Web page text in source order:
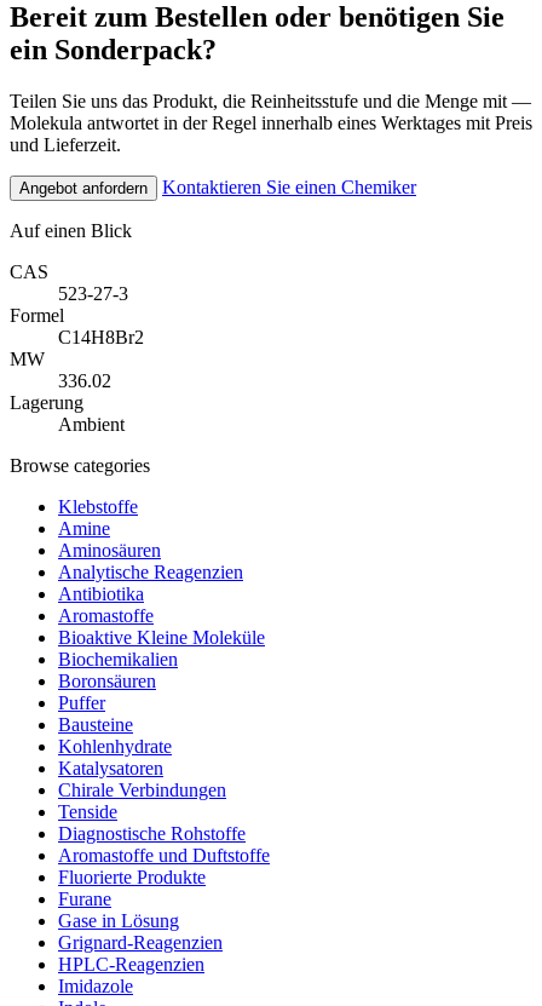
Bereit zum Bestellen oder benötigen Sie
ein Sonderpack?
Teilen Sie uns das Produkt, die Reinheitsstufe und die Menge mit —
Molekula antwortet in der Regel innerhalb eines Werktages mit Preis
und Lieferzeit.
Angebot anfordern Kontaktieren Sie einen Chemiker
Auf einen Blick
CAS
523-27-3
Formel
C14H8Br2
MW
336.02
Lagerung
Ambient
Browse categories
Klebstoffe
Amine
Aminosäuren
Analytische Reagenzien
Antibiotika
Aromastoffe
Bioaktive Kleine Moleküle
Biochemikalien
Boronsäuren
Puffer
Bausteine
Kohlenhydrate
Katalysatoren
Chirale Verbindungen
Tenside
Diagnostische Rohstoffe
Aromastoffe und Duftstoffe
Fluorierte Produkte
Furane
Gase in Lösung
Grignard-Reagenzien
HPLC-Reagenzien
Imidazole